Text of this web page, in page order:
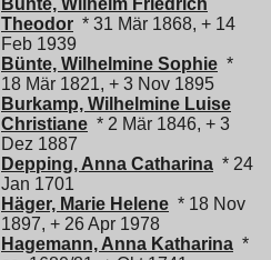
Bünte, Wilhelm Friedrich
Theodor * 31 Mär 1868, + 14
Feb 1939
Bünte, Wilhelmine Sophie *
18 Mär 1821, + 3 Nov 1895
Burkamp, Wilhelmine Luise
Christiane * 2 Mär 1846, + 3
Dez 1887
Depping, Anna Catharina * 24
Jan 1701
Häger, Marie Helene * 18 Nov
1897, + 26 Apr 1978
Hagemann, Anna Katharina *